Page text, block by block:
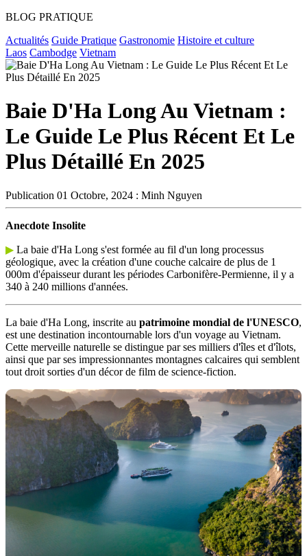
BLOG PRATIQUE
Actualités Guide Pratique Gastronomie Histoire et culture
Laos Cambodge Vietnam
Baie D'Ha Long Au Vietnam :
Le Guide Le Plus Récent Et Le
Plus Détaillé En 2025
Publication 01 Octobre, 2024 : Minh Nguyen
Anecdote Insolite
▶︎ La baie d'Ha Long s'est formée au fil d'un long processus
géologique, avec la création d'une couche calcaire de plus de 1
000m d'épaisseur durant les périodes Carbonifère-Permienne, il y a
340 à 240 millions d'années.
La baie d'Ha Long, inscrite au patrimoine mondial de l'UNESCO,
est une destination incontournable lors d'un voyage au Vietnam.
Cette merveille naturelle se distingue par ses milliers d'îles et d'îlots,
ainsi que par ses impressionnantes montagnes calcaires qui semblent
tout droit sorties d'un décor de film de science-fiction.